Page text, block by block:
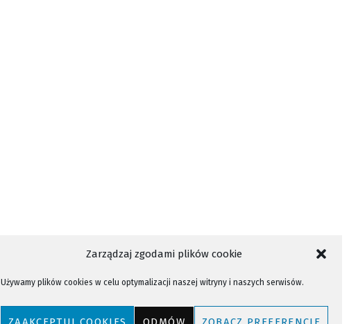
Zarządzaj zgodami plików cookie
Używamy plików cookies w celu optymalizacji naszej witryny i naszych serwisów.